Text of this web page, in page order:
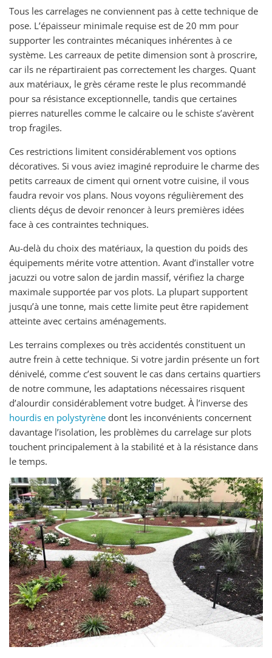
Tous les carrelages ne conviennent pas à cette technique de
pose. L’épaisseur minimale requise est de 20 mm pour
supporter les contraintes mécaniques inhérentes à ce
système. Les carreaux de petite dimension sont à proscrire,
car ils ne répartiraient pas correctement les charges. Quant
aux matériaux, le grès cérame reste le plus recommandé
pour sa résistance exceptionnelle, tandis que certaines
pierres naturelles comme le calcaire ou le schiste s’avèrent
trop fragiles.
Ces restrictions limitent considérablement vos options
décoratives. Si vous aviez imaginé reproduire le charme des
petits carreaux de ciment qui ornent votre cuisine, il vous
faudra revoir vos plans. Nous voyons régulièrement des
clients déçus de devoir renoncer à leurs premières idées
face à ces contraintes techniques.
Au-delà du choix des matériaux, la question du poids des
équipements mérite votre attention. Avant d’installer votre
jacuzzi ou votre salon de jardin massif, vérifiez la charge
maximale supportée par vos plots. La plupart supportent
jusqu’à une tonne, mais cette limite peut être rapidement
atteinte avec certains aménagements.
Les terrains complexes ou très accidentés constituent un
autre frein à cette technique. Si votre jardin présente un fort
dénivelé, comme c’est souvent le cas dans certains quartiers
de notre commune, les adaptations nécessaires risquent
d’alourdir considérablement votre budget. À l’inverse des
hourdis en polystyrène dont les inconvénients concernent
davantage l’isolation, les problèmes du carrelage sur plots
touchent principalement à la stabilité et à la résistance dans
le temps.